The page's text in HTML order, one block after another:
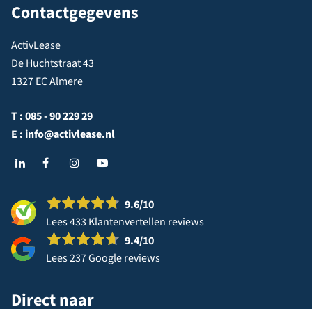
Contactgegevens
ActivLease
De Huchtstraat 43
1327 EC Almere
T :085 - 90 229 29
E : info@activlease.nl
9.6/10
Lees 433 Klantenvertellen reviews
9.4/10
Lees 237 Google reviews
Direct naar